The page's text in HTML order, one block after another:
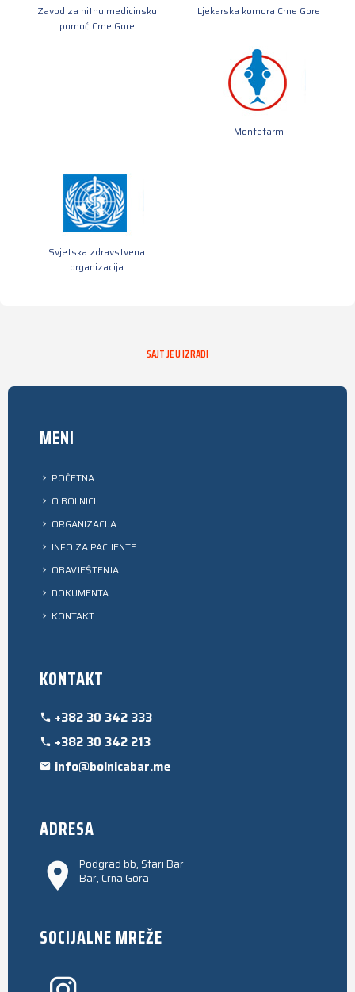
Zavod za hitnu medicinsku
pomoć Crne Gore
Ljekarska komora Crne Gore
Montefarm
Svjetska zdravstvena
organizacija
SAJT JE U IZRADI
MENI
POČETNA
O BOLNICI
ORGANIZACIJA
INFO ZA PACIJENTE
OBAVJEŠTENJA
DOKUMENTA
KONTAKT
KONTAKT
+382 30 342 333
+382 30 342 213
info@bolnicabar.me
ADRESA
Podgrad bb, Stari Bar
Bar, Crna Gora
SOCIJALNE MREŽE